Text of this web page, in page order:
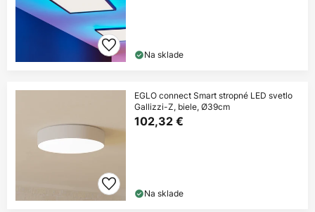
Na sklade
EGLO connect Smart stropné LED svetlo
Gallizzi-Z, biele, Ø39cm
102,32 €
Na sklade